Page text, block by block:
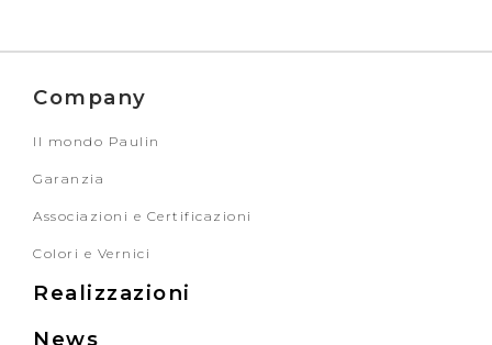
Company
Il mondo Paulin
Garanzia
Associazioni e Certificazioni
Colori e Vernici
Realizzazioni
News